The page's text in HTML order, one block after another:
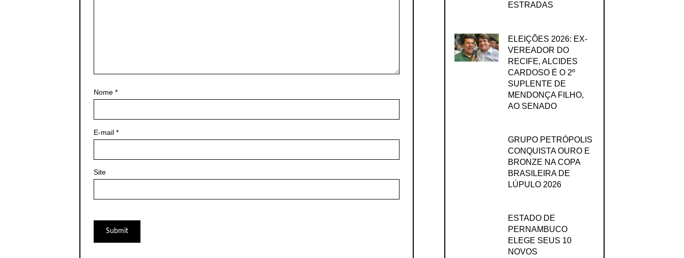
Nome *
E-mail *
Site
ESTRADAS
ELEIÇÕES 2026: EX-
VEREADOR DO
RECIFE, ALCIDES
CARDOSO É O 2º
SUPLENTE DE
MENDONÇA FILHO,
AO SENADO
GRUPO PETRÓPOLIS
CONQUISTA OURO E
BRONZE NA COPA
BRASILEIRA DE
LÚPULO 2026
ESTADO DE
PERNAMBUCO
ELEGE SEUS 10
NOVOS